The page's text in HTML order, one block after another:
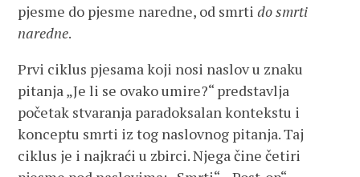
pjesme do pjesme naredne, od smrtido smrti
naredne.
Prvi ciklus pjesama koji nosi naslov u znaku
pitanja „Je li se ovako umire?“ predstavlja
početak stvaranja paradoksalan kontekstu i
konceptu smrti iz tog naslovnog pitanja. Taj
ciklus je i najkraći u zbirci. Njega čine četiri